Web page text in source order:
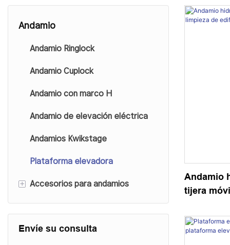
Andamio
Andamio Ringlock
Andamio Cuplock
Andamio con marco H
Andamio de elevación eléctrica
Andamios Kwikstage
Plataforma elevadora
+ Accesorios para andamios
Gato base de andamio
Acoplador de andamios
Envíe su consulta
Andamio
tijera